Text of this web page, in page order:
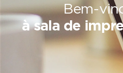
Bem-
à sala de